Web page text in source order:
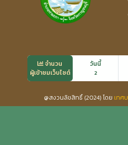
จำนวน
ผู้เข้าชมเว็บไซต์
วันนี้
2
@สงวนลิขสิทธิ์ (2024) โดย เทศ